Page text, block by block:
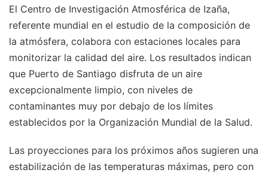
El Centro de Investigación Atmosférica de Izaña,
referente mundial en el estudio de la composición de
la atmósfera, colabora con estaciones locales para
monitorizar la calidad del aire. Los resultados indican
que Puerto de Santiago disfruta de un aire
excepcionalmente limpio, con niveles de
contaminantes muy por debajo de los límites
establecidos por la Organización Mundial de la Salud.
Las proyecciones para los próximos años sugieren una
estabilización de las temperaturas máximas, pero con